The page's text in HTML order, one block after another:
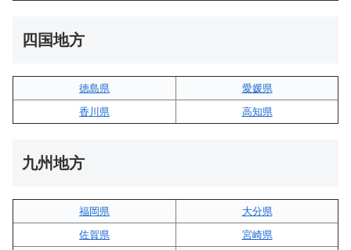
四国地方
徳島県
愛媛県
香川県
高知県
九州地方
福岡県
大分県
佐賀県
宮崎県